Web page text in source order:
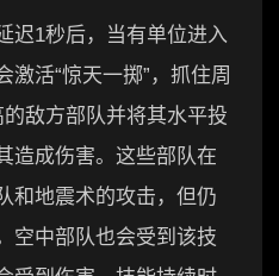
迟1秒后，当有单位进入
活“惊天一掷”，抓住周
敌方部队并将其水平投
造成伤害。这些部队在
和地震术的攻击，但仍
空中部队也会受到该技